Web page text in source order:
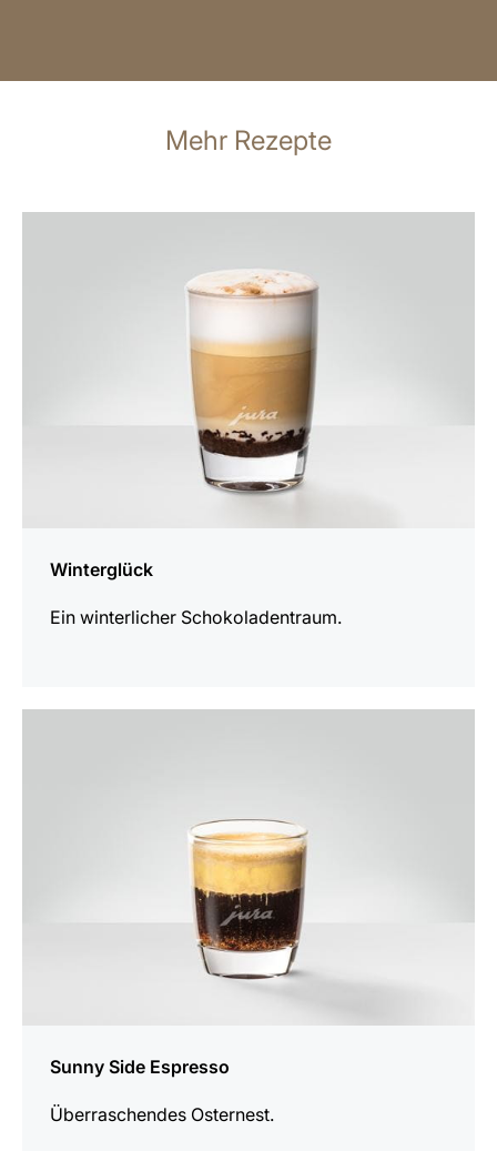
Mehr Rezepte
Winterglück
Ein winterlicher Schokoladentraum.
Sunny Side Espresso
Überraschendes Osternest.